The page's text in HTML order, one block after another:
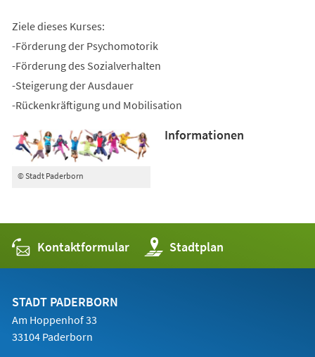
Ziele dieses Kurses:
-Förderung der Psychomotorik
-Förderung des Sozialverhalten
-Steigerung der Ausdauer
-Rückenkräftigung und Mobilisation
© Stadt Paderborn
Informationen
Kontaktformular Stadtplan
(Öffnet
in
einem
STADT PADERBORN
Am Hoppenhof 33
33104 Paderborn